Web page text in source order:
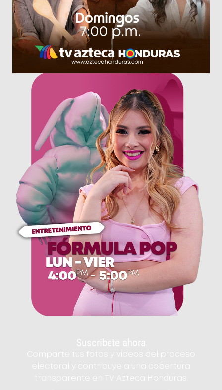
Suscribete ahora
Comparte tus fotos y videos del proceso
electoral y contribuye a una cobertura
transparente en TV Azteca Honduras.